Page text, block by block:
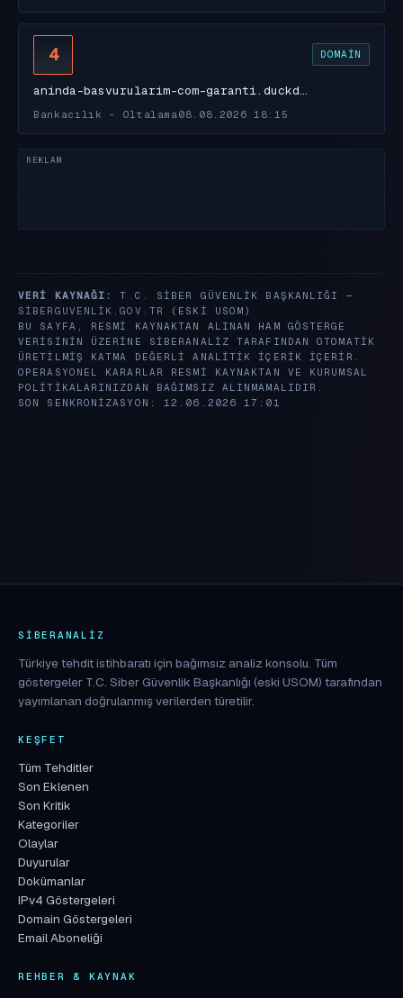
4 DOMAIN
aninda-basvurularim-com-garanti.duckd…
Bankacılık - Oltalama 08.08.2026 18:15
VERI KAYNAĞI:
T.C. SIBER GÜVENLIK BAŞKANLIĞI —
SIBERGUVENLIK.GOV.TR
(ESKI USOM)
BU SAYFA, RESMI KAYNAKTAN ALINAN HAM GÖSTERGE
VERISININ ÜZERINE SIBERANALIZ TARAFINDAN OTOMATIK
ÜRETILMIŞ KATMA DEĞERLI ANALITIK IÇERIK IÇERIR.
OPERASYONEL KARARLAR RESMI KAYNAKTAN VE KURUMSAL
POLITIKALARINIZDAN BAĞIMSIZ ALINMAMALIDIR.
SON SENKRONIZASYON: 12.06.2026 17:01
SIBERANALIZ
Türkiye tehdit istihbaratı için bağımsız analiz konsolu. Tüm
göstergeler T.C. Siber Güvenlik Başkanlığı (eski USOM) tarafından
yayımlanan doğrulanmış verilerden türetilir.
KEŞFET
Tüm Tehditler
Son Eklenen
Son Kritik
Kategoriler
Olaylar
Duyurular
Dokümanlar
IPv4 Göstergeleri
Domain Göstergeleri
Email Aboneliği
REHBER & KAYNAK